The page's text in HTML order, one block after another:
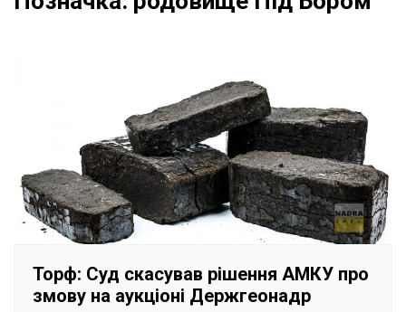
Торф: Суд скасував рішення АМКУ про
змову на аукціоні Держгеонадр